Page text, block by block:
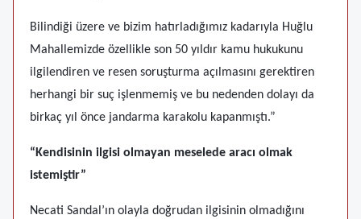
Bilindiği üzere ve bizim hatırladığımız kadarıyla Huğlu
Mahallemizde özellikle son 50 yıldır kamu hukukunu
ilgilendiren ve resen soruşturma açılmasını gerektiren
herhangi bir suç işlenmemiş ve bu nedenden dolayı da
birkaç yıl önce jandarma karakolu kapanmıştı.”
“Kendisinin ilgisi olmayan meselede aracı olmak
istemiştir”
Necati Sandal’ın olayla doğrudan ilgisinin olmadığını